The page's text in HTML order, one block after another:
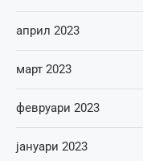
април 2023
март 2023
февруари 2023
јануари 2023